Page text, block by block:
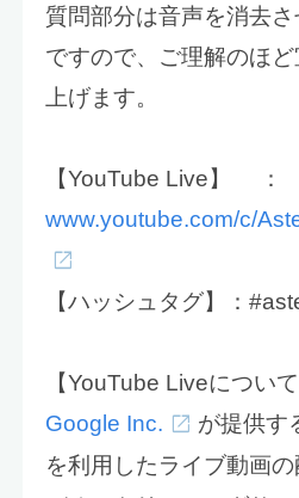
質問部分は音声を消去
ですので、ご理解のほ
上げます。
【YouTube Live】 ：
www.youtube.com/c/
【ハッシュタグ】：
【YouTube Liveについて
Google Inc.
が提供す
を利用したライブ動画